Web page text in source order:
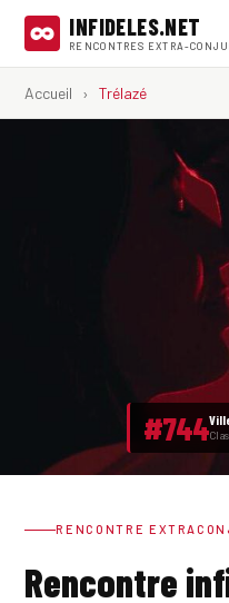
INFIDELES.NET
RENCONTRES EXTRA-
Accueil › Trélazé
#744
RENCONTRE
Rencontre